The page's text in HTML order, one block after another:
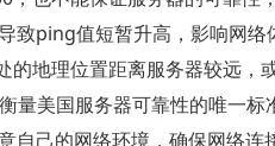
致ping值短暂升高，影响网
地理位置距离服务器较远，
美国服务器可靠性的唯一
自己的网络环境，确保网络